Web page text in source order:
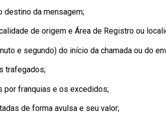
destino da mensagem;
de origem e Área de Registro ou
e segundo) do início da chamada ou do
trafegados;
franquias e os excedidos;
de forma avulsa e seu valor;